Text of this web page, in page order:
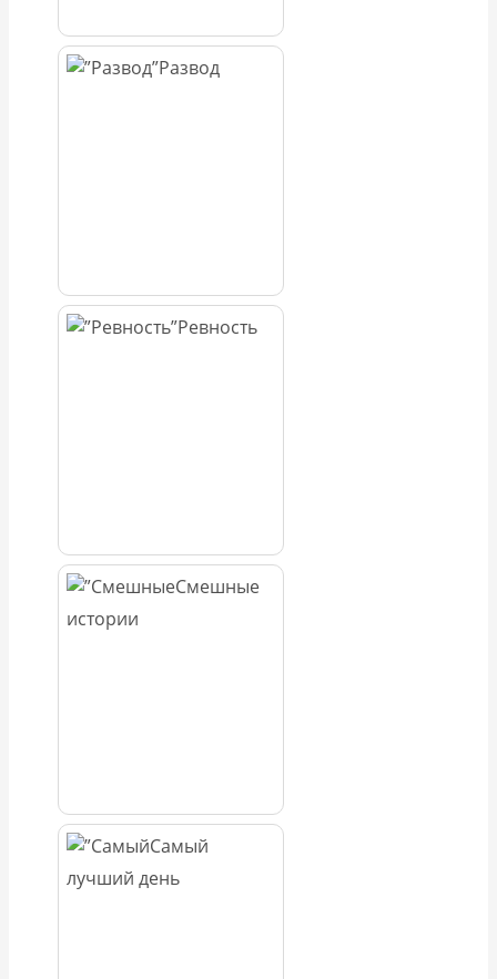
Развод
Ревность
Смешные
истории
Самый
лучший день